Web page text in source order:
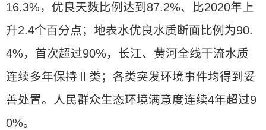
16.3%，优良天数比例达到87.2%、比2020年上
升2.4个百分点；地表水优良水质断面比例为90.
4%，首次超过90%，长江、黄河全线干流水质
连续多年保持Ⅱ类；各类突发环境事件均得到妥
善处置。人民群众生态环境满意度连续4年超过9
0%。